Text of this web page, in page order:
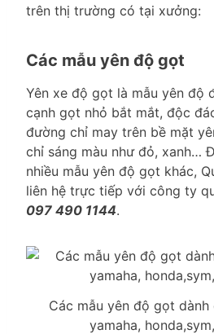
trên thị trường có tại xưởng:
Các mẫu yên độ gọt
Yên xe độ gọt là mẫu yên độ
cạnh gọt nhỏ bắt mắt, độc
đường chỉ may trên bề mặt
chỉ sáng màu như đỏ, xanh…
nhiều mẫu yên độ gọt khác,
liên hệ trực tiếp với công ty
097 490 1144.
Các mẫu yên độ gọt
yamaha,